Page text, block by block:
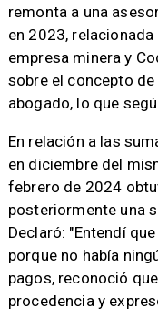
remonta a una
en 2023,
empresa minera y
sobre el concepto
abogado, lo que
En relación a las
en diciembre del
febrero de 2024
posteriormente una
Declaró: "Entendí
porque no había
pagos, reconoció
procedencia y